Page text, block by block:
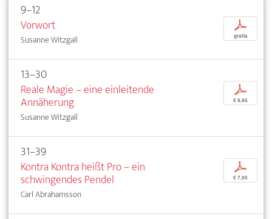
9–12
Vorwort
Susanne Witzgall
p
gratis
13–30
Reale Magie – eine einleitende
Annäherung
Susanne Witzgall
p
€ 9,95
31–39
Kontra Kontra heißt Pro – ein
schwingendes Pendel
Carl Abrahamsson
p
€ 7,95